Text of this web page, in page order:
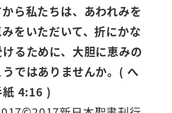
ら私たちは、あわれみを
みをいただいて、折にかな
けるために、大胆に恵みの
ではありませんか。 ( へ
紙 4:16 )